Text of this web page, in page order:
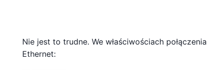
Nie jest to trudne. We właściwościach połączenia
Ethernet: